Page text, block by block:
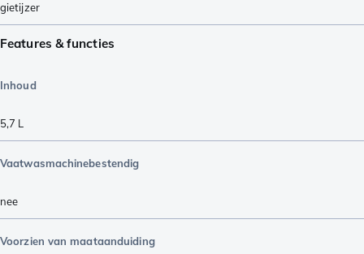
gietijzer
Features & functies
Inhoud
5,7 L
Vaatwasmachinebestendig
nee
Voorzien van maataanduiding